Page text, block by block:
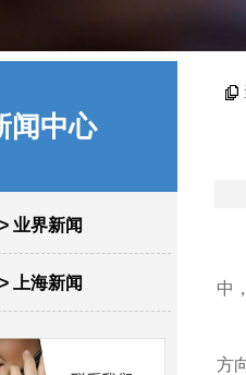
闻中心
> 业界新闻
> 上海新闻 中
方